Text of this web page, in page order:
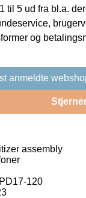
til 5 ud fra bl.a.
og
anmeldte
assembly
120